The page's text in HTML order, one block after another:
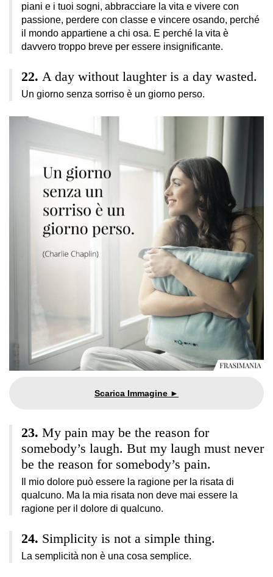
piani e i tuoi sogni, abbracciare la vita e vivere con
passione, perdere con classe e vincere osando, perché
il mondo appartiene a chi osa. E perché la vita è
davvero troppo breve per essere insignificante.
A day without laughter is a day wasted.
Un giorno senza sorriso è un giorno perso.
My pain may be the reason for
somebody’s laugh. But my laugh must never
be the reason for somebody’s pain.
Il mio dolore può essere la ragione per la risata di
qualcuno. Ma la mia risata non deve mai essere la
ragione per il dolore di qualcuno.
Simplicity is not a simple thing.
La semplicità non è una cosa semplice.